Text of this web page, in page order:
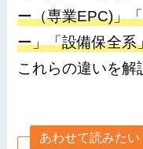
ー（専業EPC)」
ー」「設備保全系
これらの違いを解
あわせて読みたい